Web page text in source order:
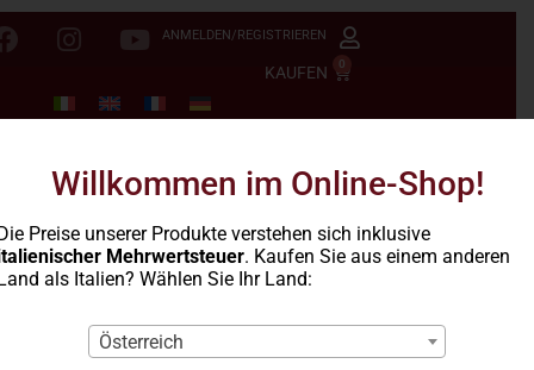
ANMELDEN/REGISTRIEREN
KAUFEN 0
Willkommen im Online-Shop!
Preise unserer Produkte verstehen sich inklusive
Mehrwertsteuer. Kaufen Sie aus einem anderen
als Italien? Wählen Sie Ihr Land:
Österreich